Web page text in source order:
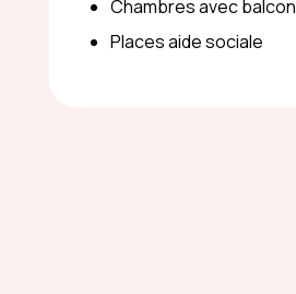
Chambres avec balcon
Places aide sociale